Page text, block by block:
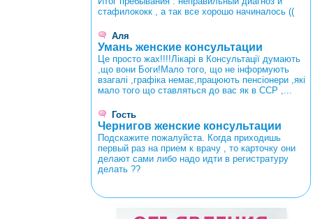
стафилококк , а так все хорошо начиналось ((
Аля
Умань женские консультации
Це просто жах!!!!Лікарі в Консультації думають
,що вони Боги!Мало того, що не інформують
взагалі ,графіка немає,працюють пенсіонери ,які
мало того що ставляться до вас як в ССР ,...
Гость
Чернигов женские консультации
Подскажите пожалуйста. Когда приходишь
первый раз на прием к врачу , то карточку они
делают сами либо надо идти в регистратуру
делать ??